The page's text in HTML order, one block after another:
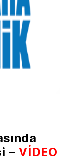
– VİDEO